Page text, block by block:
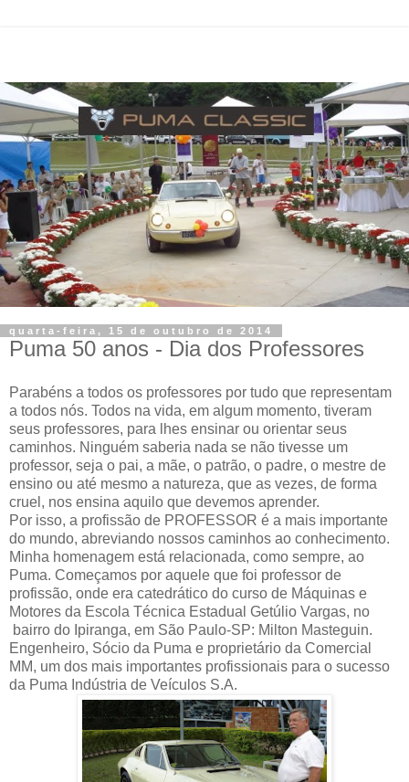
quarta-feira, 15 de outubro de 2014
Puma 50 anos - Dia dos Professores
Parabéns a todos os professores por tudo que representam
a todos nós. Todos na vida, em algum momento, tiveram
seus professores, para lhes ensinar ou orientar seus
caminhos. Ninguém saberia nada se não tivesse um
professor, seja o pai, a mãe, o patrão, o padre, o mestre de
ensino ou até mesmo a natureza, que as vezes, de forma
cruel, nos ensina aquilo que devemos aprender.
Por isso, a profissão de PROFESSOR é a mais importante
do mundo, abreviando nossos caminhos ao conhecimento.
Minha homenagem está relacionada, como sempre, ao
Puma. Começamos por aquele que foi professor de
profissão, onde era catedrático do curso de Máquinas e
Motores da Escola Técnica Estadual Getúlio Vargas, no
bairro do Ipiranga, em São Paulo-SP: Milton Masteguin.
Engenheiro, Sócio da Puma e proprietário da Comercial
MM, um dos mais importantes profissionais para o sucesso
da Puma Indústria de Veículos S.A.